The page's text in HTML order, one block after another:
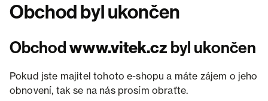
Obchod byl ukončen
Obchodwww.vitek.cz byl ukončen
Pokud jste majitel tohoto e-shopu a máte zájem o jeho
obnovení, tak se na nás prosím obraťte.